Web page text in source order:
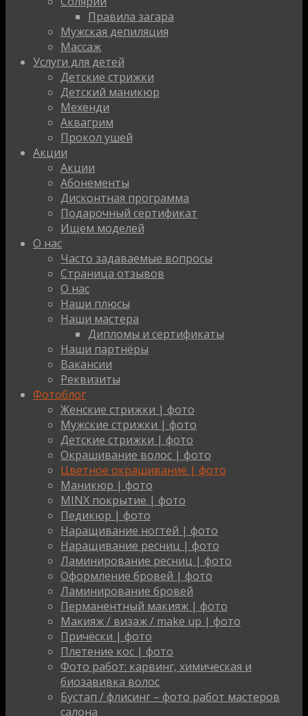
Правила загара
Мужская депиляция
Массаж
Услуги для детей
Детские стрижки
Детский маникюр
Мехенди
Аквагрим
Прокол ушей
Акции
Акции
Абонементы
Дисконтная программа
Подарочный сертификат
Ищем моделей
О нас
Часто задаваемые вопросы
Страница отзывов
О нас
Наши плюсы
Наши мастера
Дипломы и сертификаты
Наши партнёры
Вакансии
Реквизиты
Фотоблог
Женские стрижки | фото
Мужские стрижки | фото
Детские стрижки | фото
Окрашивание волос | фото
Цветное окрашивание | фото
Маникюр | фото
MINX покрытие | фото
Педикюр | фото
Наращивание ногтей | фото
Наращивание ресниц | фото
Ламинирование ресниц | фото
Оформление бровей | фото
Ламинирование бровей
Перманентный макияж | фото
Макияж / визаж / make up | фото
Причёски | фото
Плетение кос | фото
Фото работ: карвинг, химическая и
биозавивка волос
Бустап / флисинг – фото работ мастеров
салона